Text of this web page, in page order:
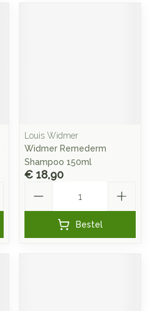
Louis Widmer
Widmer Remederm
Shampoo 150ml
€ 18,90
Bestel